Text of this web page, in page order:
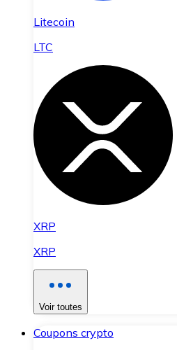
Litecoin
LTC
XRP
XRP
Voir toutes
Coupons crypto